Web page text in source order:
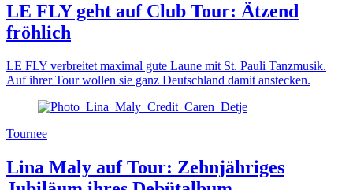
LE FLY geht auf Club Tour: Ätzend
fröhlich
LE FLY verbreitet maximal gute Laune mit St. Pauli Tanzmusik.
Auf ihrer Tour wollen sie ganz Deutschland damit anstecken.
Tournee
Lina Maly auf Tour: Zehnjähriges